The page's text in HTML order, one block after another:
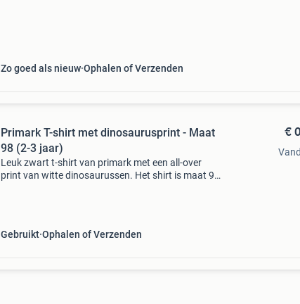
Zo goed als nieuw Ophalen of Verzenden
Primark T-shirt met dinosaurusprint - Maat
98 (2-3 jaar)
Leuk zwart t-shirt van primark met een all-over
print van witte dinosaurussen. Het shirt is maat 98,
Gebruikt Ophalen of Verzenden
€